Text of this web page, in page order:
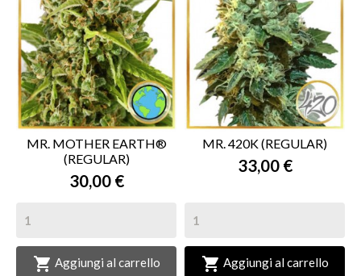
MR. MOTHER EARTH®
(REGULAR)
30,00 €
 Aggiungi al carrello
MR. 420K (REGULAR)
33,00 €
 Aggiungi al carrello